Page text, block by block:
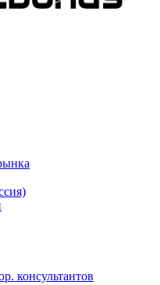
консультантов